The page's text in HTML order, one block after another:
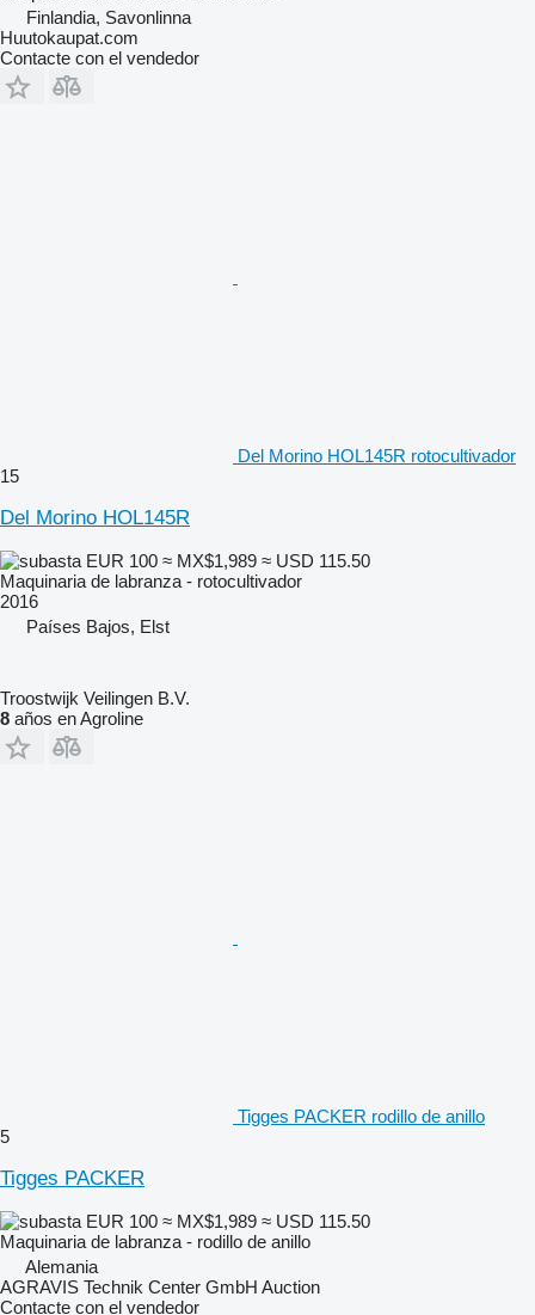
Finlandia, Savonlinna
Huutokaupat.com
Contacte con el vendedor
Del Morino HOL145R rotocultivador
15
Del Morino HOL145R
EUR 100 ≈ MX$1,989 ≈ USD 115.50
Maquinaria de labranza - rotocultivador
2016
Países Bajos, Elst
Troostwijk Veilingen B.V.
8 años en Agroline
Tigges PACKER rodillo de anillo
5
Tigges PACKER
EUR 100 ≈ MX$1,989 ≈ USD 115.50
Maquinaria de labranza - rodillo de anillo
Alemania
AGRAVIS Technik Center GmbH Auction
Contacte con el vendedor